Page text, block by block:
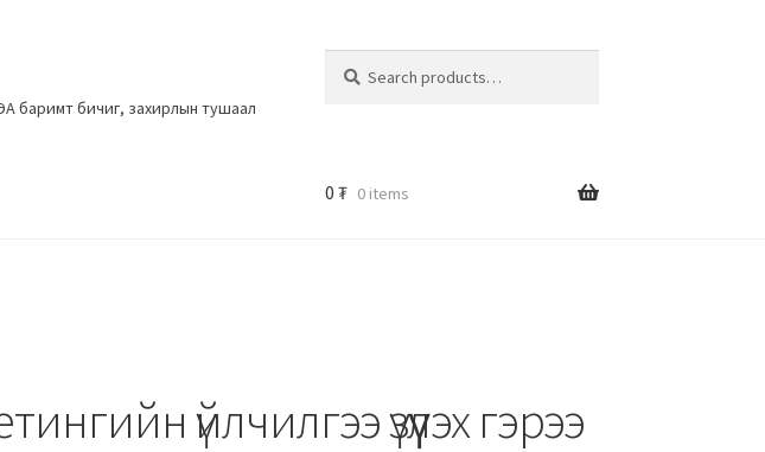
баримт бичиг, захирлын тушаал
0 ₮ 0 items
үйлчилгээ үзүүлэх гэрээ